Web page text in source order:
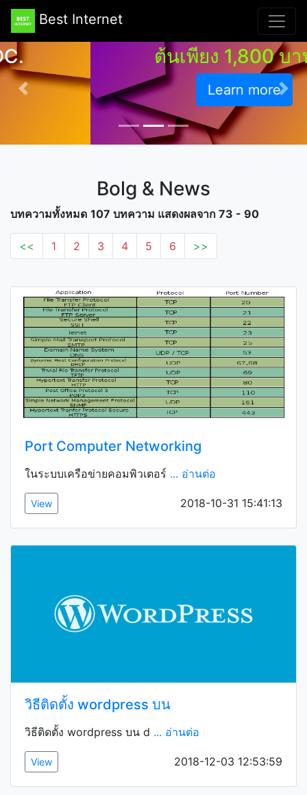
Best Internet
+ Directadmin และแอพ
ต้นเพียง 1,800 บาท/ปี
Learn more
Previous
Bolg & News
บทความทั้งหมด 107 บทความ แสดงผลจาก 73 - 90
<< 1 2 3 4 5 6 >>
Port Computer Networking
ในระบบเครือข่ายคอมพิวเตอร์ ... อ่านต่อ
View 2018-10-31 15:41:13
วิธีติดตั้ง wordpress บน
วิธีติดตั้ง wordpress บน d ... อ่านต่อ
View 2018-12-03 12:53:59